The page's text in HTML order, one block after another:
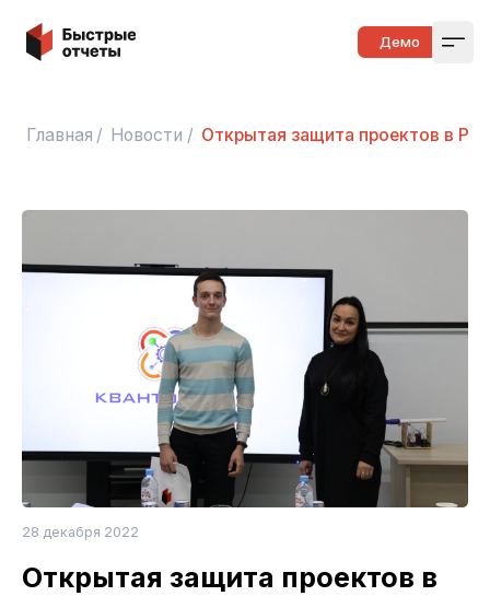
Быстрые отчеты Демо
Главная / Новости / Открытая защита проектов в
28 декабря 2022
Открытая защита проектов в